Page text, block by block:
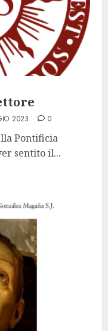
2023 0
Pontificia
sentito il...